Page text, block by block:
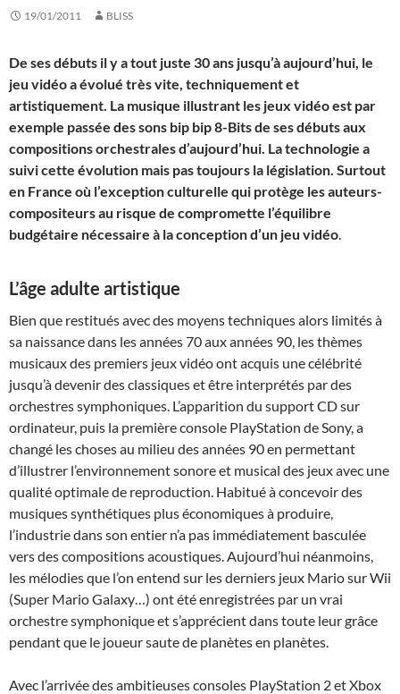
19/01/2011 BLISS
De ses débuts il y a tout juste 30 ans jusqu’à aujourd’hui, le
jeu vidéo a évolué très vite, techniquement et
artistiquement. La musique illustrant les jeux vidéo est par
exemple passée des sons bip bip 8-Bits de ses débuts aux
compositions orchestrales d’aujourd’hui. La technologie a
suivi cette évolution mais pas toujours la législation. Surtout
en France où l’exception culturelle qui protège les auteurs-
compositeurs au risque de compromette l’équilibre
budgétaire nécessaire à la conception d’un jeu vidéo.
L’âge adulte artistique
Bien que restitués avec des moyens techniques alors limités à
sa naissance dans les années 70 aux années 90, les thèmes
musicaux des premiers jeux vidéo ont acquis une célébrité
jusqu’à devenir des classiques et être interprétés par des
orchestres symphoniques. L’apparition du support CD sur
ordinateur, puis la première console PlayStation de Sony, a
changé les choses au milieu des années 90 en permettant
d’illustrer l’environnement sonore et musical des jeux avec une
qualité optimale de reproduction. Habitué à concevoir des
musiques synthétiques plus économiques à produire,
l’industrie dans son entier n’a pas immédiatement basculée
vers des compositions acoustiques. Aujourd’hui néanmoins,
les mélodies que l’on entend sur les derniers jeux Mario sur Wii
(Super Mario Galaxy…) ont été enregistrées par un vrai
orchestre symphonique et s’apprécient dans toute leur grâce
pendant que le joueur saute de planètes en planètes.
Avec l’arrivée des ambitieuses consoles PlayStation 2 et Xbox